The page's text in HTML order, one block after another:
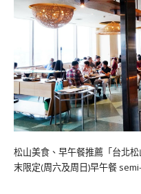
松山美食、早午餐推薦「台北
末限定(周六及周日)早午餐